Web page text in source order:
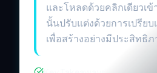
และโหลดด้วยคลิกเดียวเ
นั้นปรับแต่งด้วยการเปรีย
เพื่อสร้างอย่างมีประสิทธิภ